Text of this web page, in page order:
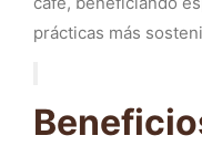
prácticas más